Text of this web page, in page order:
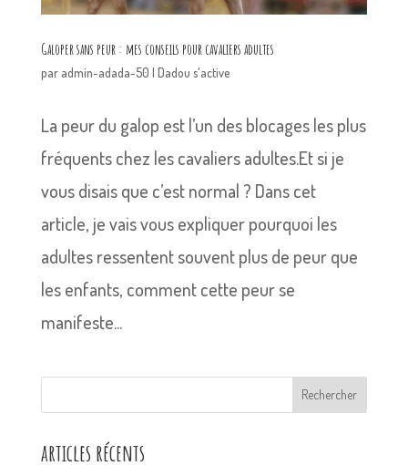
Galoper sans peur : mes conseils pour cavaliers adultes
par admin-adada-50 | Dadou s'active
La peur du galop est l’un des blocages les plus
fréquents chez les cavaliers adultes.Et si je
vous disais que c’est normal ? Dans cet
article, je vais vous expliquer pourquoi les
adultes ressentent souvent plus de peur que
les enfants, comment cette peur se
manifeste...
Rechercher
articles récents